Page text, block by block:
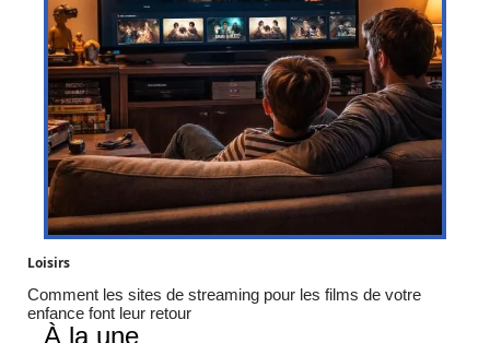
Loisirs
Comment les sites de streaming pour les films de votre
enfance font leur retour
À la une